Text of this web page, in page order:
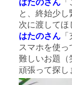
はたのさん
と、終始少
次に渡して
はたのさん
スマホを使
難しいお題（
頑張って探し